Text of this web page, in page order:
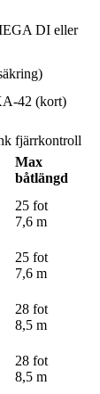
DI eller
42 (kort)
fjärrkontroll
Max
båtlängd
25 fot
7,6 m
25 fot
7,6 m
28 fot
8,5 m
28 fot
8,5 m